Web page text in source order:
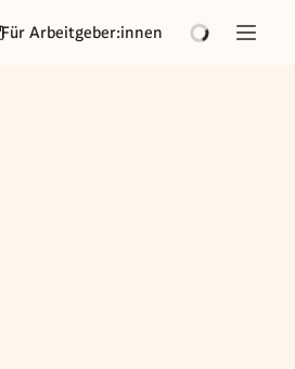
Für Arbeitgeber:innen